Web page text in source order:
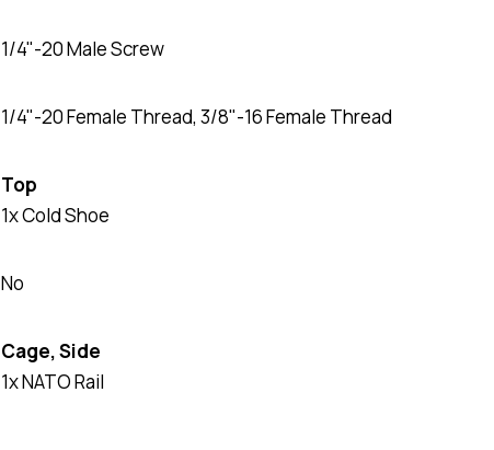
1/4"-20 Male Screw
1/4"-20 Female Thread, 3/8"-16 Female Thread
Top
1x Cold Shoe
No
Cage, Side
1x NATO Rail